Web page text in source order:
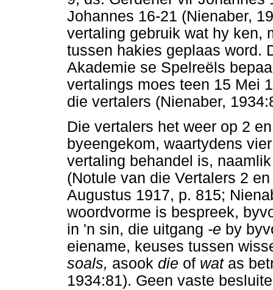
Johannes 16-21 (Nienaber,
vertaling gebruik wat hy ken,
tussen hakies geplaas word.
Akademie se Spelreëls
vertalings moes teen 15 Mei
die vertalers (Nienaber,
Die vertalers het weer op 2
byeengekom, waartydens
vertaling behandel is,
(Notule van die Vertalers 2
Augustus 1917, p. 815;
woordvorme is bespreek,
in 'n sin, die uitgang -e by
eiename, keuses tussen
soals, asook die of wat as
1934:81). Geen vaste